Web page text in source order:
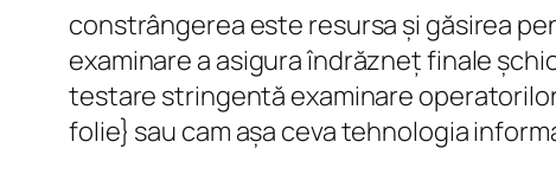
constrângerea este resursa și găsirea
examinare a asigura îndrăzneț finale
testare stringentă examinare
folie} sau cam așa ceva tehnologia